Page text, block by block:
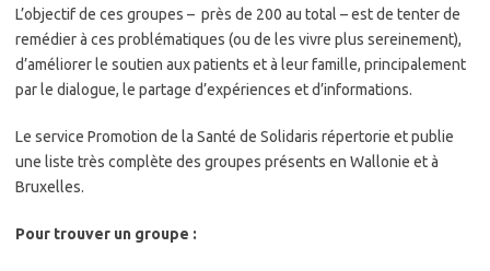
L’objectif de ces groupes – près de 200 au total – est de tenter de
remédier à ces problématiques (ou de les vivre plus sereinement),
d’améliorer le soutien aux patients et à leur famille, principalement
par le dialogue, le partage d’expériences et d’informations.
Le service Promotion de la Santé de Solidaris répertorie et publie
une liste très complète des groupes présents en Wallonie et à
Bruxelles.
Pour trouver un groupe :